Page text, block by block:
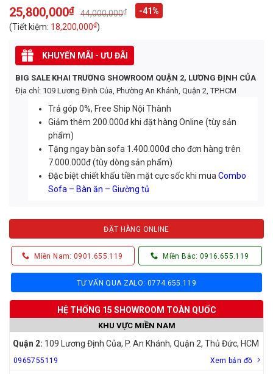
44,000,000₫
Original
price
was:
44,000,000₫.
25,800,000₫
Current
price
is:
25,800,000₫.
-41%
(Tiết kiệm: 18,200,000₫)
KHUYẾN MÃI - ƯU ĐÃI
BIG SALE KHAI TRƯƠNG SHOWROOM QUẬN 2, LƯƠNG ĐỊNH CỦA
Địa chỉ: 109 Lương Định Của, Phường An Khánh, Quận 2, TP.HCM
Trả góp 0%, Free Ship Nội Thành
Giảm thêm 200.000đ khi đặt hàng Online (tùy sản
phẩm)
Tặng ngay bàn sofa 1.400.000đ cho đơn hàng trên
7.000.000đ (tùy dòng sản phẩm)
Đặc biệt chiết khấu tiền mặt cực sốc khi muaCombo
Sofa – Bàn ăn – Giường tủ
ĐẶT HÀNG ONLINE
Miền Nam: 0901.655.119 Miền Bắc: 0916.655.119
TƯ VẤN QUA ZALO: 0774.655.119
HỆ THỐNG 15 SHOWROOM TOÀN QUỐC
KHU VỰC MIỀN NAM
Quận 2: 109 Lương Định Của, P. An Khánh, Quận 2, Thủ Đức, HCM
0965755119 Xem bản đồ